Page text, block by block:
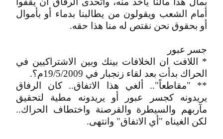
أمام الشعب ويقولون من يطالبنا بدماء أو بأموال
أو بحقوق نحن نقتص له منا هذا حقه.
جسر عبور
* اللافت ان الخلافات بينك وبين الاشتراكيين في
الحراك بدأت بعد لقاء زنجبار في 19/5/2009م؟.
** "مقاطعاً".. ألغي هذا الاتفاق.. كان الرفاق
يريدونه كجسر عبور أو يريدونه مطية لتحقيق
مآربهم والسيطرة والقرصنة واختطاف الحراك..
لكن الغيناه "أي الاتفاق" وانتهى.